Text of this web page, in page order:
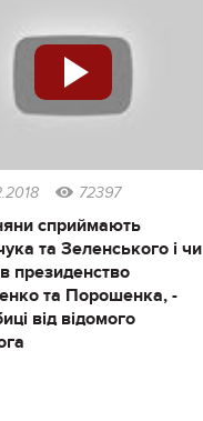
72397
сприймають
та Зеленського і чи
президенство
та Порошенка, -
від відомого